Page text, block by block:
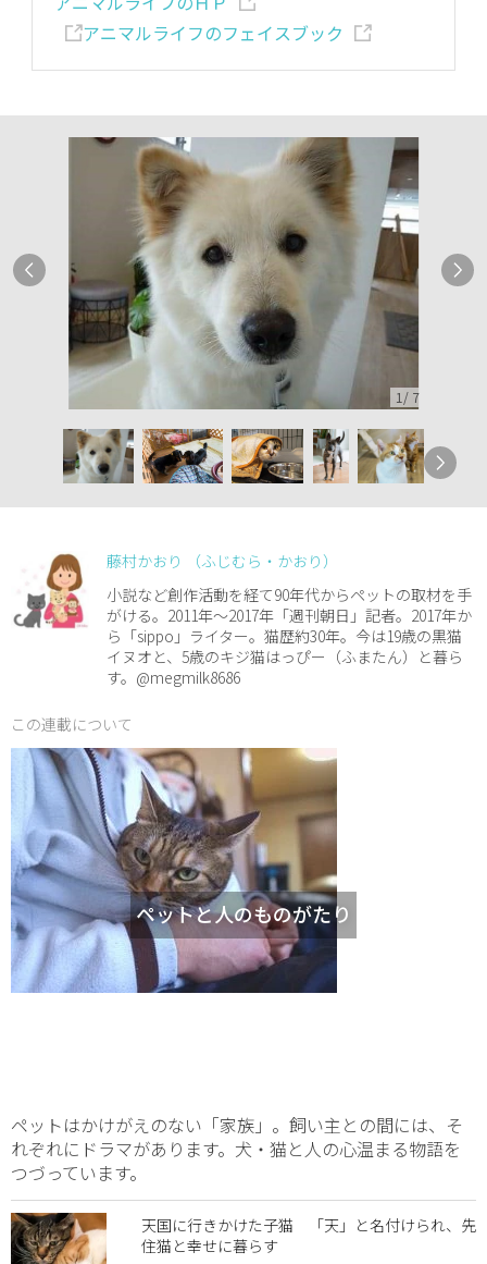
アニマルライフのフェイスブック
1 / 7
藤村かおり （ふじむら・かおり）
小説など創作活動を経て90年代からペットの取材を手
がける。2011年～2017年「週刊朝日」記者。2017年か
ら「sippo」ライター。猫歴約30年。今は19歳の黒猫
イヌオと、5歳のキジ猫はっぴー（ふまたん）と暮ら
す。@megmilk8686
この連載について
ペットと人のものがたり
ペットはかけがえのない「家族」。飼い主との間には、そ
れぞれにドラマがあります。犬・猫と人の心温まる物語を
つづっています。
天国に行きかけた子猫 「天」と名付けられ、先
住猫と幸せに暮らす